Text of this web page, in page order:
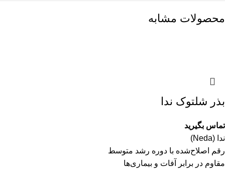
محصولات مشابه
بذر شلتوک ندا
تماس بگیرید
ندا (Neda)
رقم اصلاح‌شده با دوره رشد متوسط
مقاوم در برابر آفات و بیماری‌ها